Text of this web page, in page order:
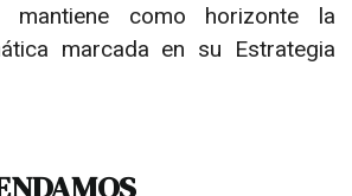
mantiene como horizonte la
marcada en su Estrategia